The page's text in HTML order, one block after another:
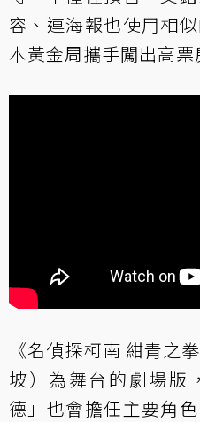
容、連海報也使用相
本黃金周攜手闖出高票
《名偵探柯南 紺青之
坡）為舞台的劇場版
德」也會擔任主要角